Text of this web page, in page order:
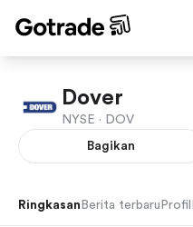
Dover
NYSE · DOV
Bagikan
Ringkasan Berita terbaru Profil